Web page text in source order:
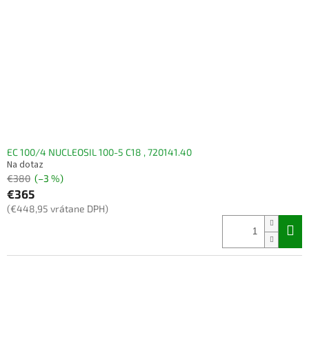
EC 100/4 NUCLEOSIL 100-5 C18 , 720141.40
Na dotaz
€380 (–3 %)
€365
(€448,95 vrátane DPH)